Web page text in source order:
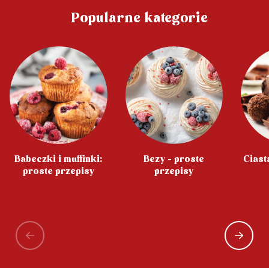
Popularne kategorie
Babeczki i muffinki:
proste przepisy
Bezy - proste
przepisy